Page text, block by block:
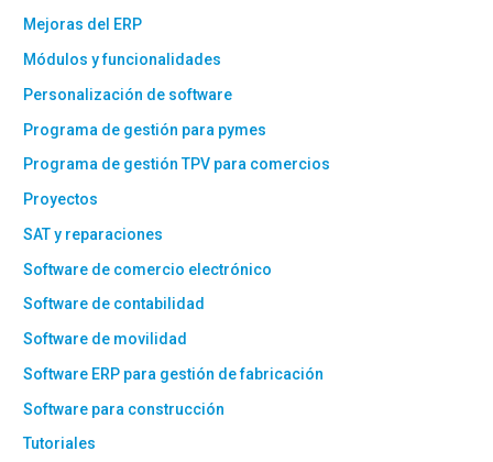
Mejoras del ERP
Módulos y funcionalidades
Personalización de software
Programa de gestión para pymes
Programa de gestión TPV para comercios
Proyectos
SAT y reparaciones
Software de comercio electrónico
Software de contabilidad
Software de movilidad
Software ERP para gestión de fabricación
Software para construcción
Tutoriales